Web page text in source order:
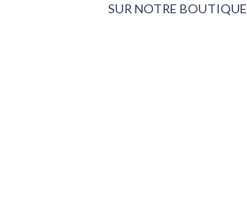
SUR NOTRE BOUTIQUE